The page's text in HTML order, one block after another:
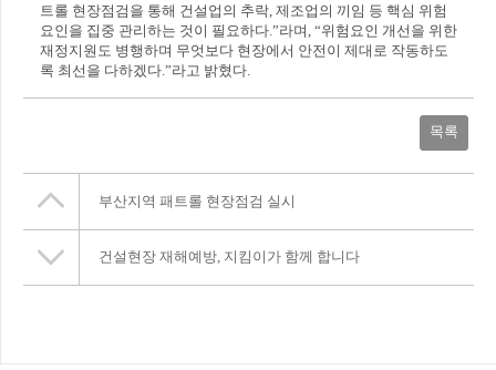
트롤 현장점검을 통해 건설업의 추락, 제조업의 끼임 등 핵심 위험
요인을 집중 관리하는 것이 필요하다.”라며, “위험요인 개선을 위한
재정지원도 병행하며 무엇보다 현장에서 안전이 제대로 작동하도
록 최선을 다하겠다.”라고 밝혔다.
목록
부산지역 패트롤 현장점검 실시
건설현장 재해예방, 지킴이가 함께 합니다